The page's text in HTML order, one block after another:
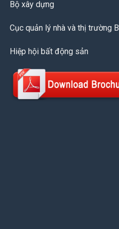
Bộ xây dựng
Cục quản lý nhà và thị trường
Hiệp hội bất động sản